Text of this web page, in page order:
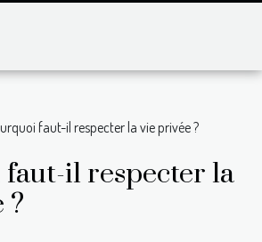
faut-il respecter la vie privée ?
il respecter la
?